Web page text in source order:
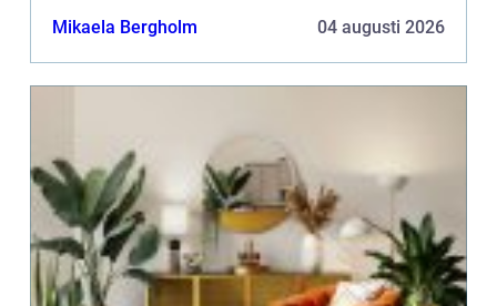
Mikaela Bergholm 04 augusti 2026